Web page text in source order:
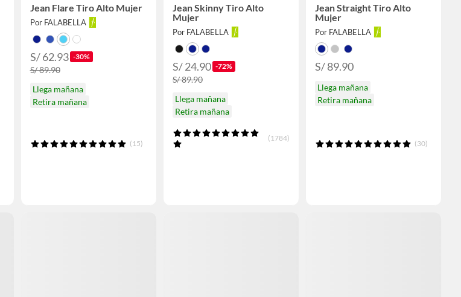
Jean Flare Tiro Alto Mujer
Por FALABELLA
S/ 62.93 -30%
S/ 89.90
Llega mañana
Retira mañana
(15)
Jean Skinny Tiro Alto
Mujer
Por FALABELLA
S/ 24.90 -72%
S/ 89.90
Llega mañana
Retira mañana
(1784)
Jean Straight Tiro Alto
Mujer
Por FALABELLA
S/ 89.90
Llega mañana
Retira mañana
(30)